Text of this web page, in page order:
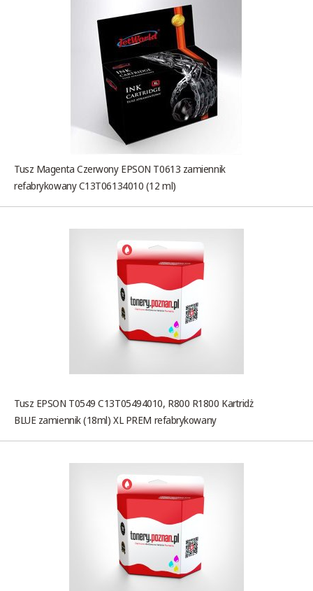
Tusz Magenta Czerwony EPSON T0613 zamiennik
refabrykowany C13T06134010 (12 ml)
Tusz EPSON T0549 C13T05494010, R800 R1800 Kartridż
BLUE zamiennik (18ml) XL PREM refabrykowany